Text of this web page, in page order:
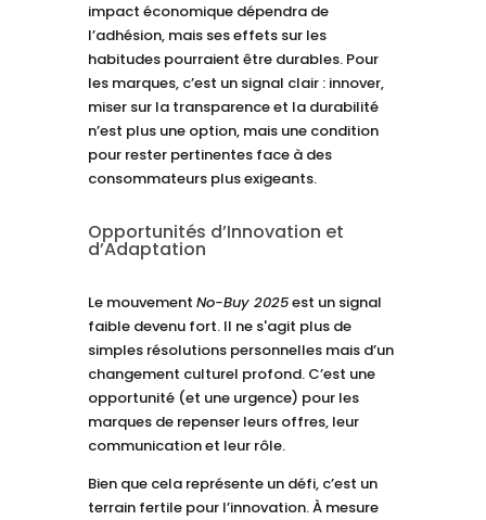
impact économique dépendra de
l’adhésion, mais ses effets sur les
habitudes pourraient être durables. Pour
les marques, c’est un signal clair : innover,
miser sur la transparence et la durabilité
n’est plus une option, mais une condition
pour rester pertinentes face à des
consommateurs plus exigeants.
Opportunités d’Innovation et
d’Adaptation
Le mouvement No-Buy 2025est un signal
faible devenu fort. Il ne s'agit plus de
simples résolutions personnelles mais d’un
changement culturel profond. C’est une
opportunité (et une urgence) pour les
marques de repenser leurs offres, leur
communication et leur rôle.
Bien que cela représente un défi, c’est un
terrain fertile pour l’innovation. À mesure